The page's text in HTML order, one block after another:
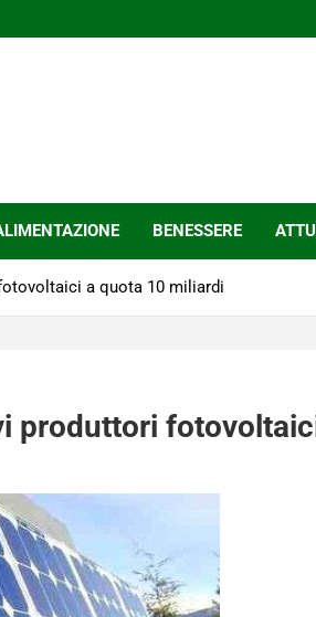
BENESSERE
a quota 10 miliardi
produttori